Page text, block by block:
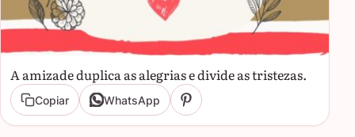
A amizade duplica as alegrias e divide as tristezas.
Copiar WhatsApp